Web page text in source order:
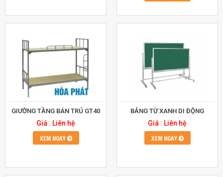
GIƯỜNG TẦNG BÁN TRÚ GT40
Giá : Liên hệ
XEM NGAY
BẢNG TỪ XANH DI ĐỘNG
Giá : Liên hệ
XEM NGAY